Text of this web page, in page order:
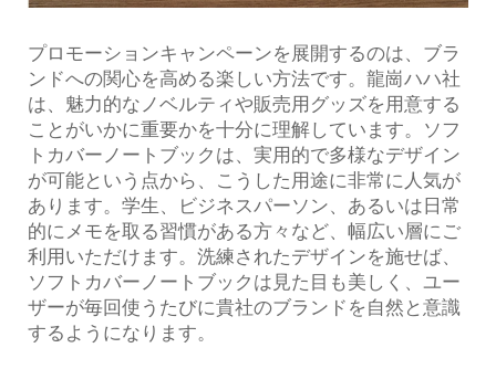
プロモーションキャンペーンを展開するのは、ブラ
ンドへの関心を高める楽しい方法です。龍崗ハハ社
は、魅力的なノベルティや販売用グッズを用意する
ことがいかに重要かを十分に理解しています。ソフ
トカバーノートブックは、実用的で多様なデザイン
が可能という点から、こうした用途に非常に人気が
あります。学生、ビジネスパーソン、あるいは日常
的にメモを取る習慣がある方々など、幅広い層にご
利用いただけます。洗練されたデザインを施せば、
ソフトカバーノートブックは見た目も美しく、ユー
ザーが毎回使うたびに貴社のブランドを自然と意識
するようになります。